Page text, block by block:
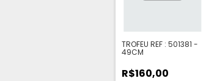
TROFEU REF : 501381 -
49CM
R$160,00